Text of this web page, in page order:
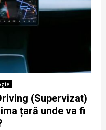
(Supervizat)
țară unde va fi